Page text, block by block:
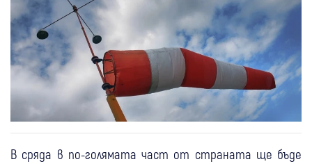
В сряда в по-голямата част от страната ще бъде